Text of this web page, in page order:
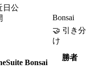
日公
Bonsai
🤝 引き分
け
Bonsai
勝者